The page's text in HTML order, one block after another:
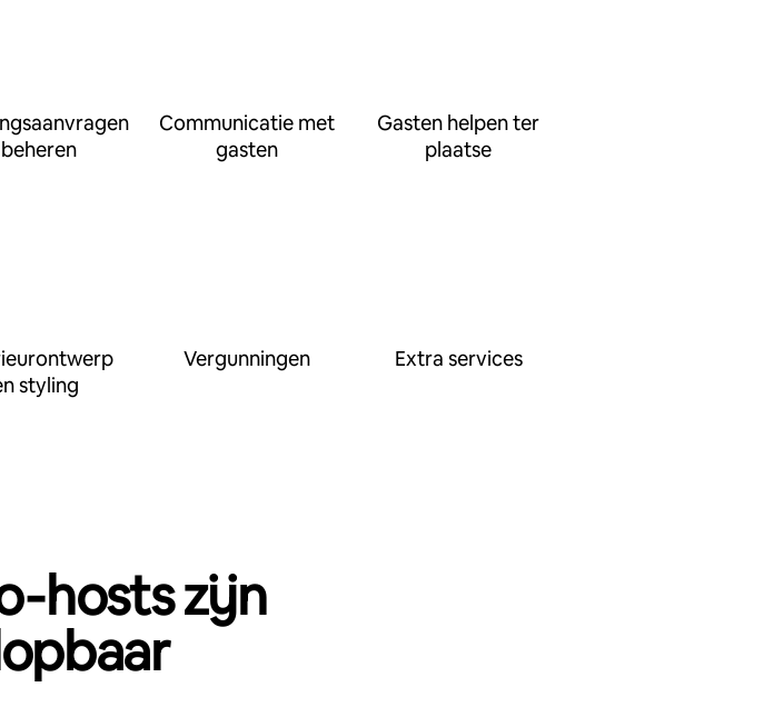
beheren
Communicatie met
gasten
Gasten helpen ter
plaatse
styling
Vergunningen Extra services
zijn